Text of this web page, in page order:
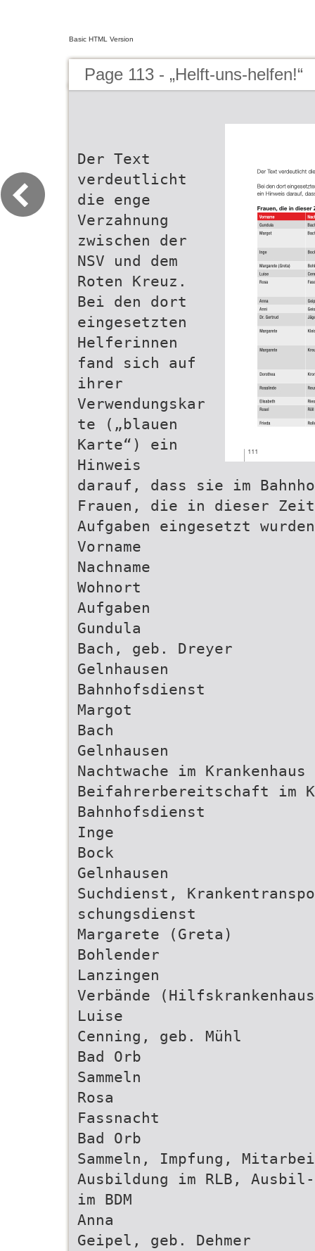
Basic HTML Version
Page 113 - „Helft-uns-helfen!“
Der Text
verdeutlicht
die enge
Verzahnung
zwischen der
NSV und dem
Roten Kreuz.
Bei den dort
eingesetzten
Helferinnen
fand sich auf
ihrer
Verwendungskar
te („blauen
Karte“) ein
Hinweis
darauf, dass sie im
Frauen, die in dieser
Aufgaben eingesetzt wurden
Vorname
Nachname
Wohnort
Aufgaben
Gundula
Bach, geb. Dreyer
Gelnhausen
Bahnhofsdienst
Margot
Bach
Gelnhausen
Nachtwache im
Beifahrerbereitschaft im
Bahnhofsdienst
Inge
Bock
Gelnhausen
Suchdienst,
schungsdienst
Margarete (Greta)
Bohlender
Lanzingen
Verbände
Luise
Cenning, geb. Mühl
Bad Orb
Sammeln
Rosa
Fassnacht
Bad Orb
Sammeln, Impfung,
Ausbildung im RLB,
im BDM
Anna
Geipel, geb. Dehmer